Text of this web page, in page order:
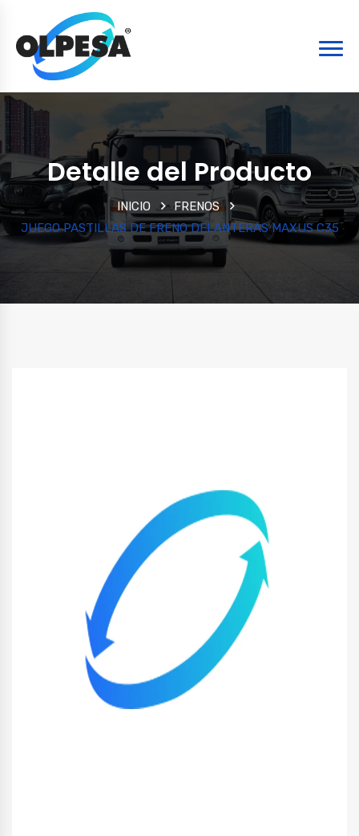
Detalle del Producto
INICIO
FRENOS
JUEGO PASTILLAS DE FRENO DELANTERAS MAXUS C35